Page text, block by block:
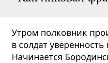
Утром полковник
в солдат
Начинается